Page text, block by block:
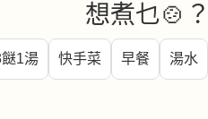
想煮乜🍲
1湯 快手菜 早餐 湯水